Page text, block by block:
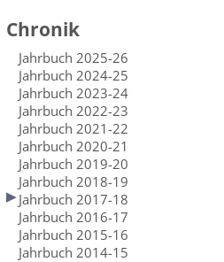
Chronik
Jahrbuch 2025-26
Jahrbuch 2024-25
Jahrbuch 2023-24
Jahrbuch 2022-23
Jahrbuch 2021-22
Jahrbuch 2020-21
Jahrbuch 2019-20
Jahrbuch 2018-19
Jahrbuch 2017-18
Jahrbuch 2016-17
Jahrbuch 2015-16
Jahrbuch 2014-15